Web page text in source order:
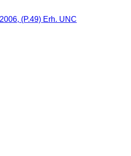
(P.49) Erh. UNC